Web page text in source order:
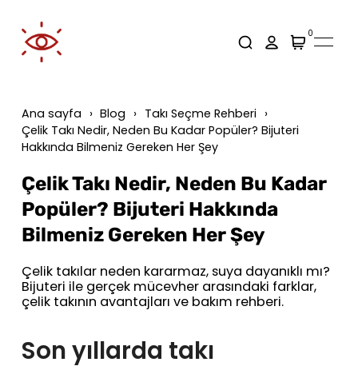
0
Ana sayfa Blog
Takı Seçme Rehberi
Çelik Takı Nedir, Neden Bu Kadar Popüler? Bijuteri
Hakkında Bilmeniz Gereken Her Şey
Çelik Takı Nedir, Neden Bu Kadar
Popüler? Bijuteri Hakkında
Bilmeniz Gereken Her Şey
Çelik takılar neden kararmaz, suya dayanıklı mı?
Bijuteri ile gerçek mücevher arasındaki farklar,
çelik takının avantajları ve bakım rehberi.
Son yıllarda takı